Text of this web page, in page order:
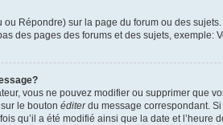
Répondre) sur la page du forum ou des
des pages des forums et des sujets, exemple:
vous ne pouvez modifier ou supprimer que
le bouton éditerdu message correspondant. Si
qu’il a été modifié ainsi que la date et